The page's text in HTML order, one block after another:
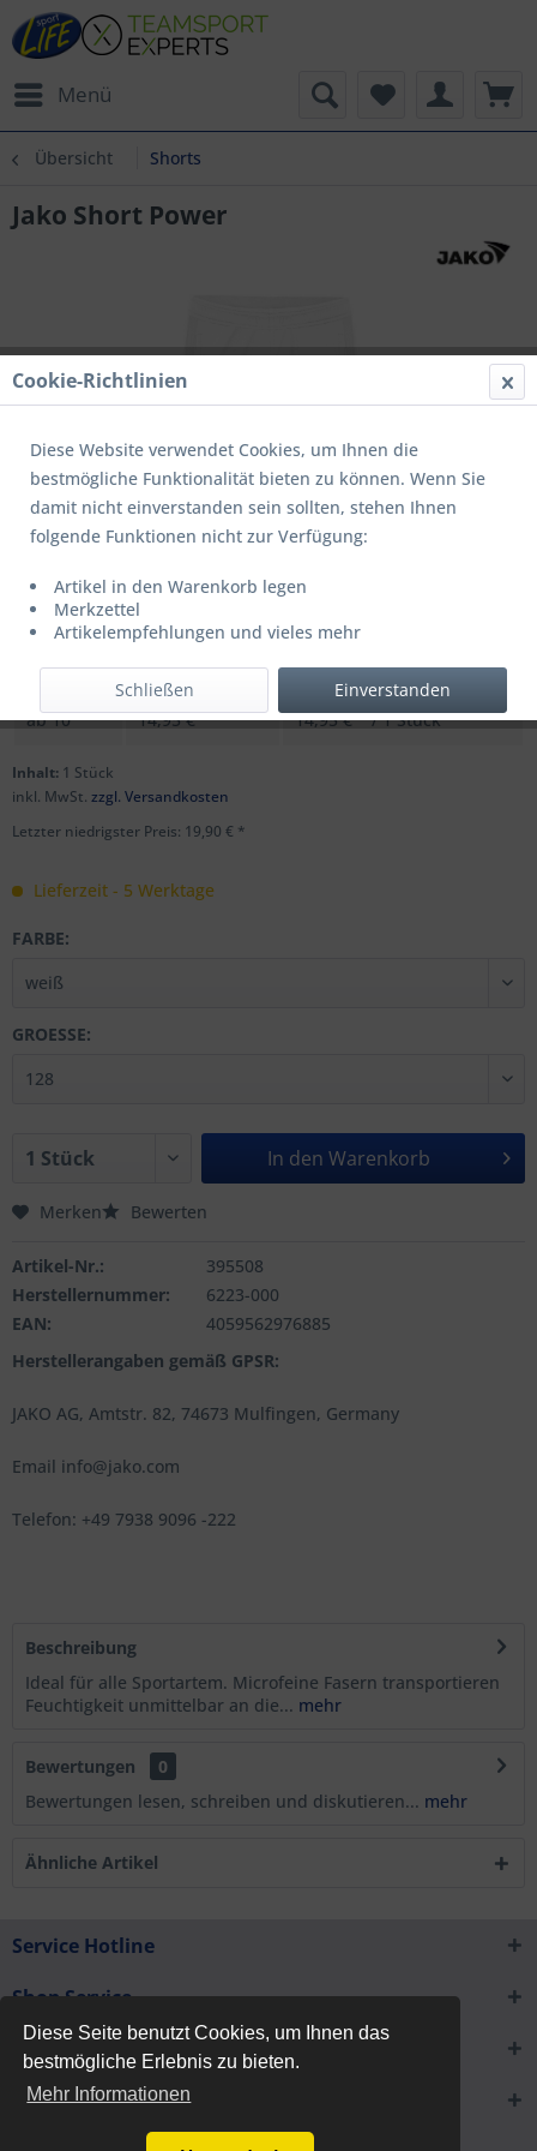
Diese Seite benutzt Cookies, um Ihnen das
bestmögliche Erlebnis zu bieten.
Mehr Informationen
Menü
Übersicht Shorts
Jako Short Power
UVP: 24,99 € *
Menge
Stückpreis
Grundpreis
bis9 19,90 € * 19,90 € * / 1 Stück
ab10 14,95 € * 14,95 € * / 1 Stück
Inhalt: 1 Stück
inkl. MwSt. zzgl. Versandkosten
Letzter niedrigster Preis: 19,90 € *
Lieferzeit - 5 Werktage
FARBE:
GROESSE:
In den Warenkorb
Merken Bewerten
Artikel-Nr.:
395508
Herstellernummer:
6223-000
EAN:
4059562976885
Herstellerangaben gemäß GPSR:
JAKO AG, Amtstr. 82, 74673 Mulfingen, Germany
Email info@jako.com
Telefon: +49 7938 9096 -222
Beschreibung
Ideal für alle Sportartem. Microfeine Fasern transportieren
Feuchtigkeit unmittelbar an die... mehr
Bewertungen
0
Bewertungen lesen, schreiben und diskutieren... mehr
Ähnliche Artikel
Service Hotline
Shop Service
Informationen
Newsletter
Cookie-Richtlinien
Diese Website verwendet Cookies, um Ihnen die
bestmögliche Funktionalität bieten zu können. Wenn Sie
damit nicht einverstanden sein sollten, stehen Ihnen
folgende Funktionen nicht zur Verfügung:
Artikel in den Warenkorb legen
Merkzettel
Artikelempfehlungen und vieles mehr
Einverstanden
Schließen